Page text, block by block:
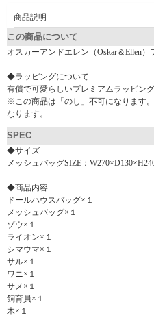
商品説明
この商品について
オスカーアンドエレン（Oskar＆Ellen
◆ラッピングについて
有償で可愛らしいプレミアムラッピング
※この商品は「のし」不可になります
なります。
SPEC
◆サイズ
メッシュバッグSIZE：
◆商品内容
ドールハウスバッグ×１
メッシュバッグ×１
ゾウ×１
ライオン×１
シマウマ×１
サル×１
ワニ×１
サメ×１
飼育員×１
木×１